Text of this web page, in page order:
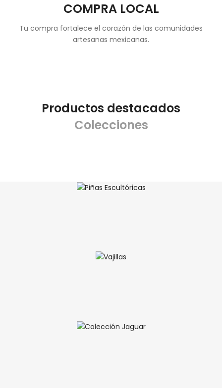
COMPRA LOCAL
Tu compra fortalece el corazón de las comunidades
artesanas mexicanas.
Productos destacados
Colecciones